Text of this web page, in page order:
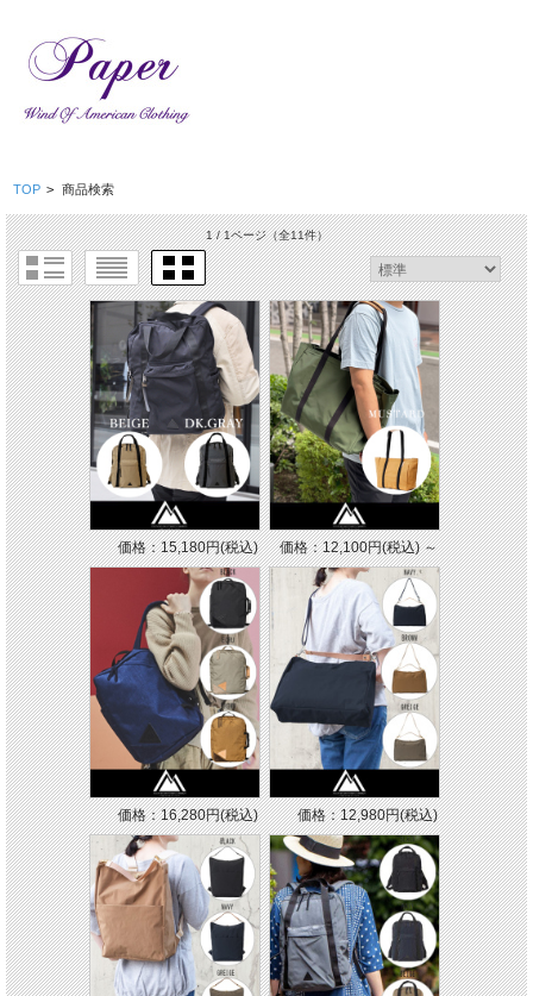
TOP > 商品検索
1 / 1ページ（全11件）
価格：15,180円(税込) 価格：12,100円(税込)～
価格：16,280円(税込) 価格：12,980円(税込)